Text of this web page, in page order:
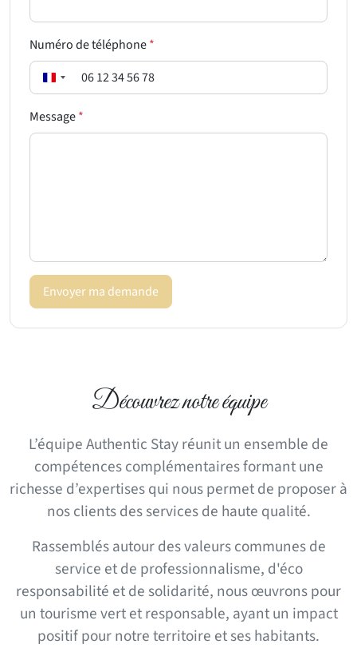
Numéro de téléphone*
F
a
Message*
Envoyer ma demande
Découvrez notre équipe
L’équipe Authentic Stay réunit un ensemble de
compétences complémentaires formant une
richesse d’expertises qui nous permet de proposer à
nos clients des services de haute qualité.
Rassemblés autour des valeurs communes de
service et de professionnalisme, d'éco
responsabilité et de solidarité, nous œuvrons pour
un tourisme vert et responsable, ayant un impact
positif pour notre territoire et ses habitants.